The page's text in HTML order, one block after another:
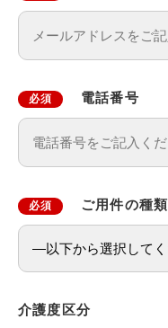
必須 電話番号
必須 ご用件の種類
介護度区分